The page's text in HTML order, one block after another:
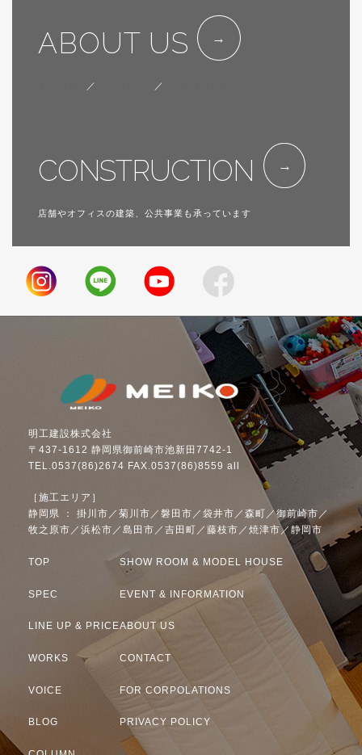
ABOUT US
／ ／
CONSTRUCTION
店舗やオフィスの建築、公共事業も承っています
明工建設株式会社
〒437-1612 静岡県御前崎市池新田7742-1
TEL.0537(86)2674 FAX.0537(86)8559 all
［施工エリア］
静岡県 ： 掛川市／菊川市／磐田市／袋井市／森町／御前崎市／
牧之原市／浜松市／島田市／吉田町／藤枝市／焼津市／静岡市
TOP
SPEC
LINE UP & PRICE
WORKS
VOICE
BLOG
SHOW ROOM & MODEL HOUSE
EVENT & INFORMATION
ABOUT US
CONTACT
FOR CORPOLATIONS
PRIVACY POLICY